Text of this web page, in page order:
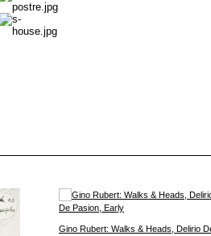
Gino Rubert: Walks & Heads, Delirio